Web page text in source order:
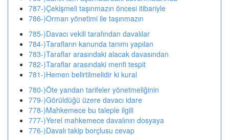
787-)Çekişmeli taşınmazın öncesi itibariyle
786-)Orman yönetimi ile taşınmazın
785-)Davacı vekili tarafından davalılar
784-)Tarafların kanunda tanımı yapılan
783-)Taraflar arasındaki alacak davasından
782-)Taraflar arasındaki menfi tespit
781-)Hemen belirtilmelidir ki kural
780-)Öte yandan tarifeler yönetmeliğinin
779-)Görüldüğü üzere davacı idare
778-)Mahkemece bu taleple ilgili
777-)Yerel mahkemece davalının dosyaya
776-)Davalı takip borçlusu cevap